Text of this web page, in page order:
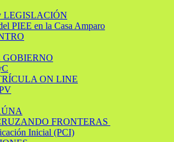
LEGISLACIÓN
PIEE en la Casa Amparo
GOBIERNO
ON LINE
FRONTERAS
Inicial (PCI)